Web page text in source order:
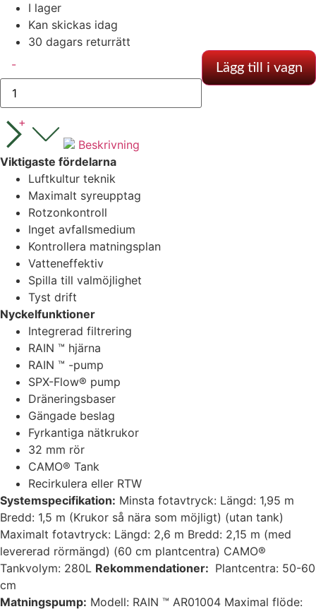
I lager
Kan skickas idag
30 dagars returrätt
Aero
Kruka
30L
mängd
-
+
Lägg till i vagn
Beskrivning
Viktigaste fördelarna
Luftkultur teknik
Maximalt syreupptag
Rotzonkontroll
Inget avfallsmedium
Kontrollera matningsplan
Vatteneffektiv
Spilla till valmöjlighet
Tyst drift
Nyckelfunktioner
Integrerad filtrering
RAIN ™ hjärna
RAIN ™ -pump
SPX-Flow® pump
Dräneringsbaser
Gängade beslag
Fyrkantiga nätkrukor
32 mm rör
CAMO® Tank
Recirkulera eller RTW
Systemspecifikation: Minsta fotavtryck: Längd: 1,95 m
Bredd: 1,5 m (Krukor så nära som möjligt) (utan tank)
Maximalt fotavtryck: Längd: 2,6 m Bredd: 2,15 m (med
levererad rörmängd) (60 cm plantcentra) CAMO®
Tankvolym: 280L Rekommendationer: Plantcentra: 50-60
cm
Matningspump: Modell: RAIN ™ AR01004 Maximal flöde: